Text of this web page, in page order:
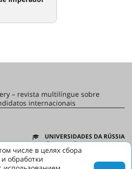
– revista multilíngue sobre
internacionais
UNIVERSIDADES DA RÚSSIA
REGIÕES DA RÚSSIA
TODAS AS EDIÇÕES DA REVISTA
PARCEIROS
числе в целях сбора
обработки